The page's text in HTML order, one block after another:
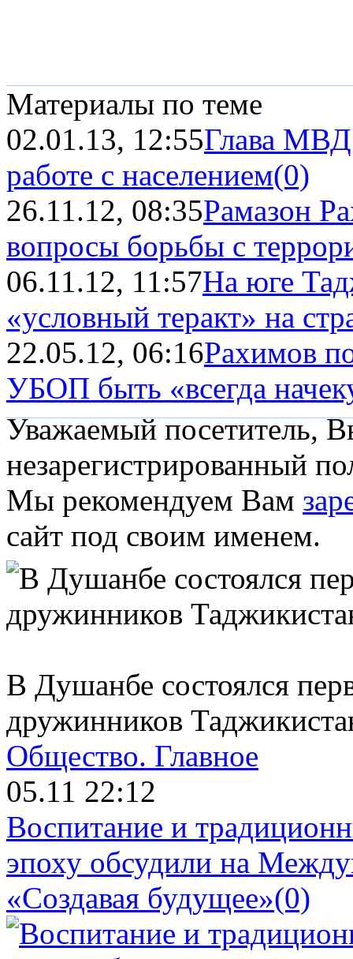
Материалы по теме
02.01.13, 12:55Глава МВД
работе с населением(0)
26.11.12, 08:35Рамазон
вопросы борьбы с
06.11.12, 11:57На юге
«условный теракт» на
22.05.12, 06:16Рахимов
УБОП быть «всегда
Уважаемый посетитель,
незарегистрированный
Мы рекомендуем Вам
сайт под своим именем.
В Душанбе состоялся
дружинников
Общество. Главное
05.11 22:12
Воспитание и
эпоху обсудили на
«Создавая будущее»(0)